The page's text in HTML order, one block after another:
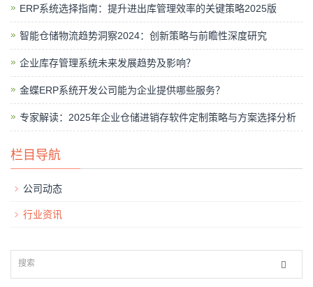
ERP系统选择指南：提升进出库管理效率的关键策略2025版
智能仓储物流趋势洞察2024：创新策略与前瞻性深度研究
企业库存管理系统未来发展趋势及影响？
金蝶ERP系统开发公司能为企业提供哪些服务？
专家解读：2025年企业仓储进销存软件定制策略与方案选择分析
栏目导航
公司动态
行业资讯